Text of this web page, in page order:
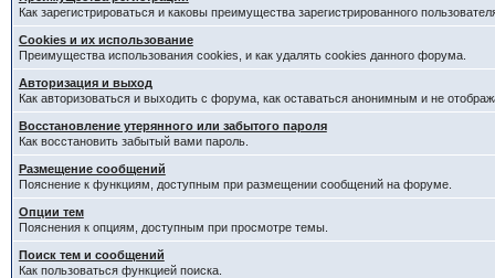
Как зарегистрироваться и каковы преимущества зарегистрированного
Cookies и их использование
Преимущества использования cookies, и как удалять cookies данного форума.
Авторизация и выход
Как авторизоваться и выходить с форума, как оставаться анонимным и не
Восстановление утерянного или забытого пароля
Как восстановить забытый вами пароль.
Размещение сообщений
Пояснение к функциям, доступным при размещении сообщений на форуме.
Опции тем
Пояснения к опциям, доступным при просмотре темы.
Поиск тем и сообщений
Как пользоваться функцией поиска.